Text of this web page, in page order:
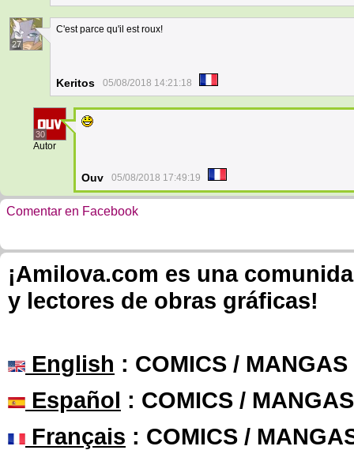
27
C'est parce qu'il est roux!
Keritos 05/08/2018 14:21:18
30
Autor
Ouv 05/08/2018 17:49:19
Comentar en Facebook
¡Amilova.com es una
y lectores de obras gráficas!
English : COMICS /
Español : COMICS /
Français : COMICS /